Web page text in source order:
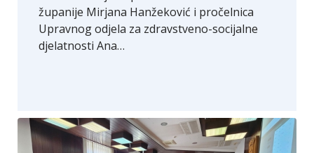
županije Mirjana Hanžeković i pročelnica
Upravnog odjela za zdravstveno-socijalne
djelatnosti Ana…